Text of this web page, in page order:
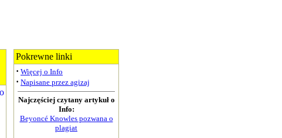
Pokrewne linki
· Więcej o Info
· Napisane przez agizaj
Najczęściej czytany artykuł o
Info:
Beyoncé Knowles pozwana o
plagiat